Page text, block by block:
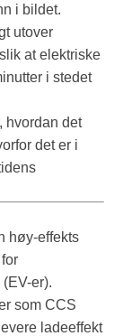
i bildet.
utover
at elektriske
i stedet
hvordan det
det er i
høy-effekts
er).
som CCS
ladeeffekt